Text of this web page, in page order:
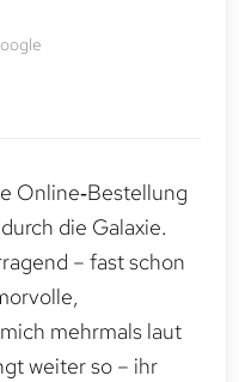
Online‑Bestellung
die Galaxie.
– fast schon
mehrmals laut
weiter so – ihr